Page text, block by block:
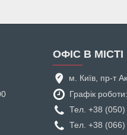
ОФІС В МІСТІ
м. Київ, пр-т
Графік
Тел. +38
Тел. +38 (066)